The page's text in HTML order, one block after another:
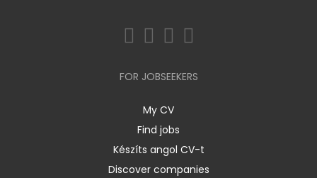
FOR JOBSEEKERS
My CV
Find jobs
Készíts angol CV-t
Discover companies